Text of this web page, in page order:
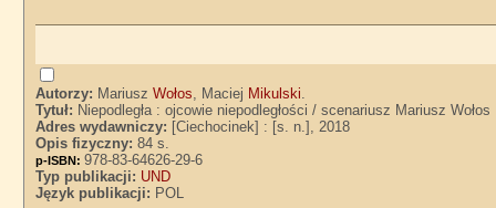
Autorzy: MariuszWołos, Maciej Mikulski.
Tytuł: Niepodległa : ojcowie niepodległości / scenariusz Mariusz
Adres wydawniczy: [Ciechocinek] : [s. n.], 2018
Opis fizyczny:84 s.
p-ISBN:978-83-64626-29-6
Typ publikacji: UND
Język publikacji: POL